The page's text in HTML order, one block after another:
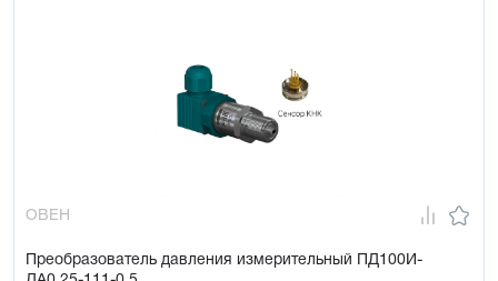
ОВЕН
Преобразователь давления измерительный ПД100И-